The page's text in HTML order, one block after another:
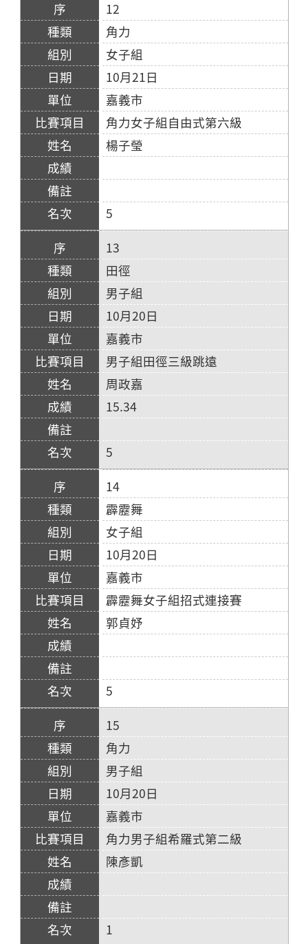
12
角力
女子組
10月21日
嘉義市
角力女子組自由式第六級
楊子瑩
5
13
田徑
男子組
10月20日
嘉義市
男子組田徑三級跳遠
周政嘉
15.34
5
14
霹靂舞
女子組
10月20日
嘉義市
霹靂舞女子組招式連接賽
郭貞妤
5
15
角力
男子組
10月20日
嘉義市
角力男子組希羅式第二級
陳彥凱
1